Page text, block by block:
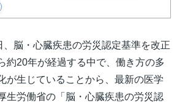
、脳・心臓疾患の労災認定基準を改正
約20年が経過する中で、働き方の多
が生じていることから、最新の医学
生労働省の「脳・心臓疾患の労災認